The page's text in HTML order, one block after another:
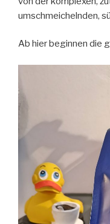
umschmeichelnden,
Ab hier beginnen die